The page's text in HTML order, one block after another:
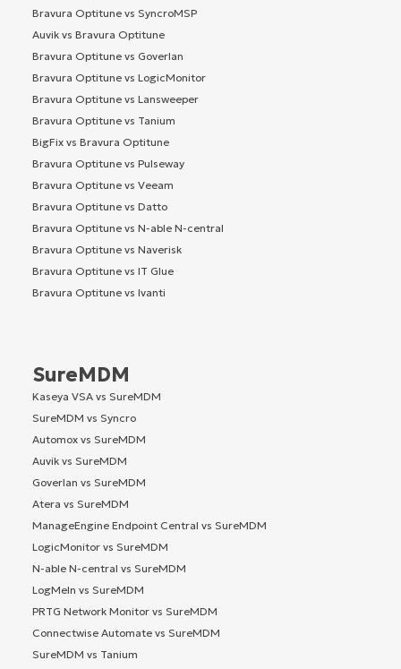
Bravura Optitune vs SyncroMSP
Auvik vs Bravura Optitune
Bravura Optitune vs Goverlan
Bravura Optitune vs LogicMonitor
Bravura Optitune vs Lansweeper
Bravura Optitune vs Tanium
BigFix vs Bravura Optitune
Bravura Optitune vs Pulseway
Bravura Optitune vs Veeam
Bravura Optitune vs Datto
Bravura Optitune vs N-able N-central
Bravura Optitune vs Naverisk
Bravura Optitune vs IT Glue
Bravura Optitune vs Ivanti
SureMDM
Kaseya VSA vs SureMDM
SureMDM vs Syncro
Automox vs SureMDM
Auvik vs SureMDM
Goverlan vs SureMDM
Atera vs SureMDM
ManageEngine Endpoint Central vs SureMDM
LogicMonitor vs SureMDM
N-able N-central vs SureMDM
LogMeIn vs SureMDM
PRTG Network Monitor vs SureMDM
Connectwise Automate vs SureMDM
SureMDM vs Tanium